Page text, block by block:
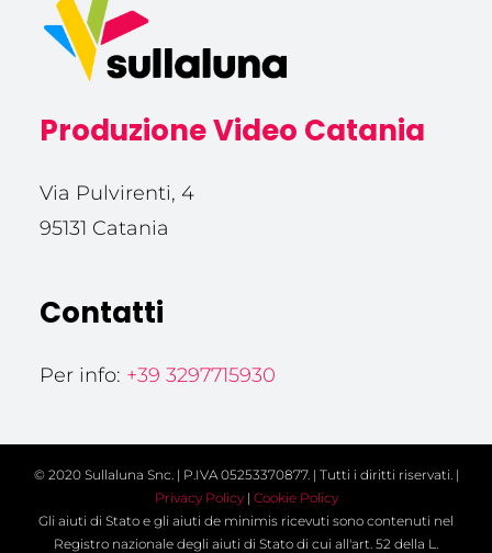
Produzione Video Catania
Via Pulvirenti, 4
95131 Catania
Contatti
Per info: +39 3297715930
© 2020 Sullaluna Snc. | P.IVA 05253370877. | Tutti i diritti riservati. |
Privacy Policy| Cookie Policy
Gli aiuti di Stato e gli aiuti de minimis ricevuti sono contenuti nel
Registro nazionale degli aiuti di Stato di cui all'art. 52 della L.